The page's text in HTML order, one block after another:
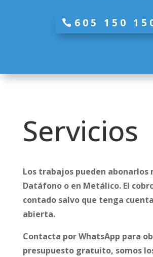
605 150
Servicios
Los trabajos pueden abonarlos
Datáfono o en Metálico. El
contado salvo que tenga
abierta.
Contacta por WhatsApp para
presupuesto gratuito, somos